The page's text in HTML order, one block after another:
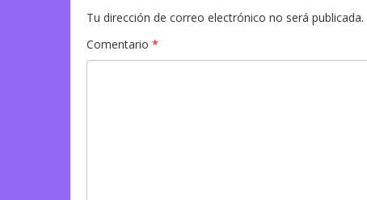
Tu dirección de correo electrónico no será publicada.
Comentario *